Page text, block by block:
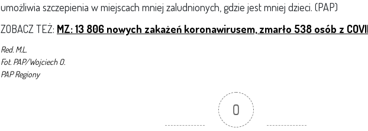
umożliwia szczepienia w miejscach mniej zaludnionych, gdzie jest mniej dzieci. (PAP)
ZOBACZ TEŻ: MZ: 13 806 nowych zakażeń koronawirusem, zmarło 538 osób z
Red. M.L.
Fot. PAP/Wojciech O.
PAP Regiony
0